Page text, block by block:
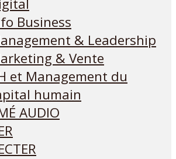
Business
& Leadership
& Vente
et Management du
humain
AUDIO